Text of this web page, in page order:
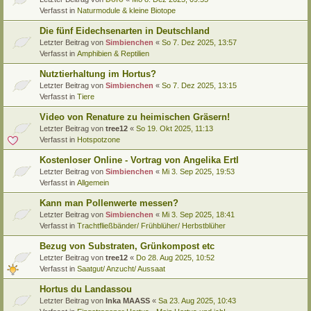
Verfasst in Naturmodule & kleine Biotope
Die fünf Eidechsenarten in Deutschland
Letzter Beitrag von Simbienchen « So 7. Dez 2025, 13:57
Verfasst in Amphibien & Reptilien
Nutztierhaltung im Hortus?
Letzter Beitrag von Simbienchen « So 7. Dez 2025, 13:15
Verfasst in Tiere
Video von Renature zu heimischen Gräsern!
Letzter Beitrag von tree12 « So 19. Okt 2025, 11:13
Verfasst in Hotspotzone
Kostenloser Online - Vortrag von Angelika Ertl
Letzter Beitrag von Simbienchen « Mi 3. Sep 2025, 19:53
Verfasst in Allgemein
Kann man Pollenwerte messen?
Letzter Beitrag von Simbienchen « Mi 3. Sep 2025, 18:41
Verfasst in Trachtfließbänder/ Frühblüher/ Herbstblüher
Bezug von Substraten, Grünkompost etc
Letzter Beitrag von tree12 « Do 28. Aug 2025, 10:52
Verfasst in Saatgut/ Anzucht/ Aussaat
Hortus du Landassou
Letzter Beitrag von Inka MAASS « Sa 23. Aug 2025, 10:43